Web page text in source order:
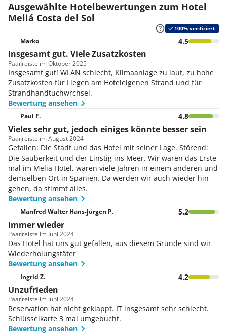
zudem die Terrasse, den kabellosen Internetzugang
über WLAN und das Badezimmer mit Föhn und
Kosmetikprodukten der Marke Meliá. Auf Wunsch
können Sie die Unterkunft auch mit Meerblick oder zur
Einzelbelegung buchen.
Junior Suite
Die geräumige Junior Suite besticht mit einer
Zimmergröße von 50 m² und einer dazugehörigen
Terrasse, die 25 m² groß ist und einen herrlichen Blick
auf das Meer bietet. Neben dem geschmackvoll
Unterkunft ein separates Wohnzimmer mit gemütlicher
Sitzecke und Flachbildfernseher. Hier kommen Sie am
Abend zur Ruhe und lassen den Urlaubstag entspannt
ausklingen.
Suite
Die erstklassig ausgestattete Suite besticht mit einer
Wohnfläche von 58 m². Neben 2 Schlafzimmern mit
bequemen Betten verfügt die schöne Unterkunft über
ein gemütliches Wohnzimmer, in dem Sie entspannte
Momente zusammen verbringen. Auf dem 20 m² großen
Balkon genießen Sie den fantastischen Ausblick und
entspannen sich. Das Badezimmer verfügt über Dusche
und Wanne und die hochwertigen Kosmetikprodukte
der Marke Meliá stehen ebenso für Sie bereit.
Ausgewählte Hotelbewertungen zum Hotel
Meliá Costa del Sol
100% verifiziert
Marko 4.5
Insgesamt gut. Viele Zusatzkosten
Paarreiste im Oktober 2025
Insgesamt gut! WLAN schlecht, Klimaanlage zu laut, zu hohe
Zusatzkosten für Liegen am Hoteleigenen Strand und für
Strandhandtuchwrchsel.
Bewertung ansehen
Paul F. 4.8
Vieles sehr gut, jedoch einiges könnte besser sein
Paarreiste im August 2024
Gefallen: Die Stadt und das Hotel mit seiner Lage. Störend:
Die Sauberkeit und der Einstig ins Meer. Wir waren das Erste
mal im Melia Hotel, waren viele Jahren in einem anderen und
demselben Ort in Spanien. Da werden wir auch wieder hin
gehen, da stimmt alles.
Bewertung ansehen
Manfred Walter Hans-Jürgen P. 5.2
Immer wieder
Paarreiste im Juni 2024
Das Hotel hat uns gut gefallen, aus diesem Grunde sind wir '
Wiederholungstäter'
Bewertung ansehen
Ingrid Z. 4.2
Unzufrieden
Paarreiste im Juni 2024
Reservation hat nicht geklappt. IT insgesamt sehr schlecht.
Schlüsselkarte 3 mal umgebucht.
Bewertung ansehen